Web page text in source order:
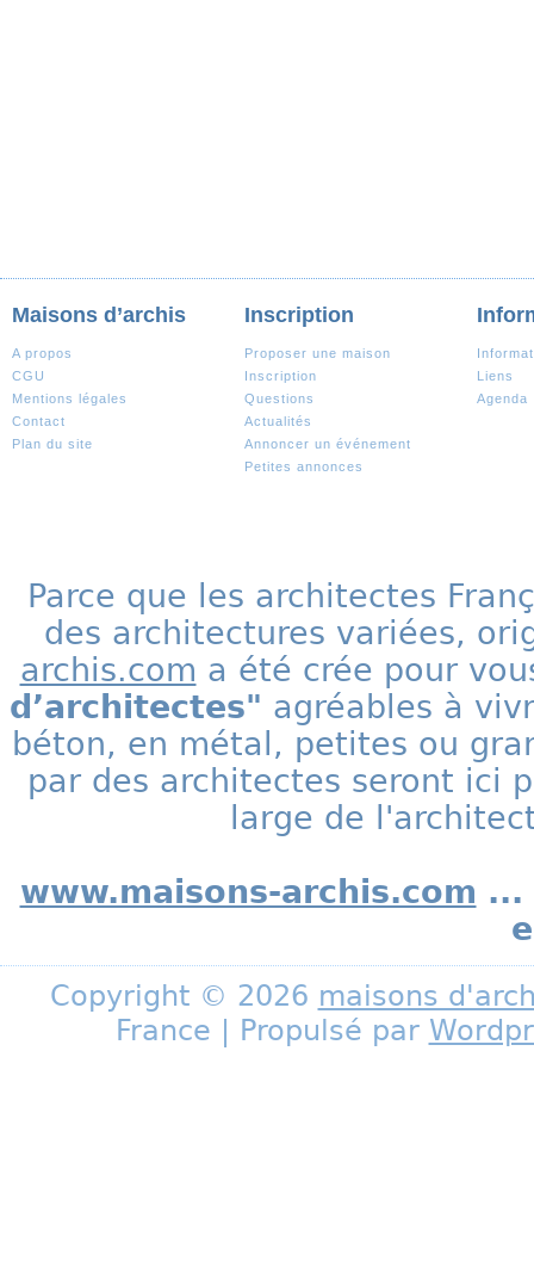
Maisons d’archis
A propos
CGU
Mentions légales
Contact
Plan du site
Inscription
Proposer une maison
Inscription
Questions
Actualités
Annoncer un événement
Petites annonces
Liens
Agenda
Parce que les architectes
des architectures variées,
archis.com a été crée pour
d’architectes" agréables à
béton, en métal, petites ou
par des architectes seront ici
large de
www.maisons-archis.com ...
Copyright © 2026 maisons
France | Propulsé par